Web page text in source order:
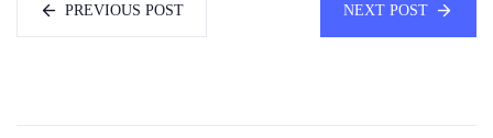
PREVIOUS POST NEXT POST